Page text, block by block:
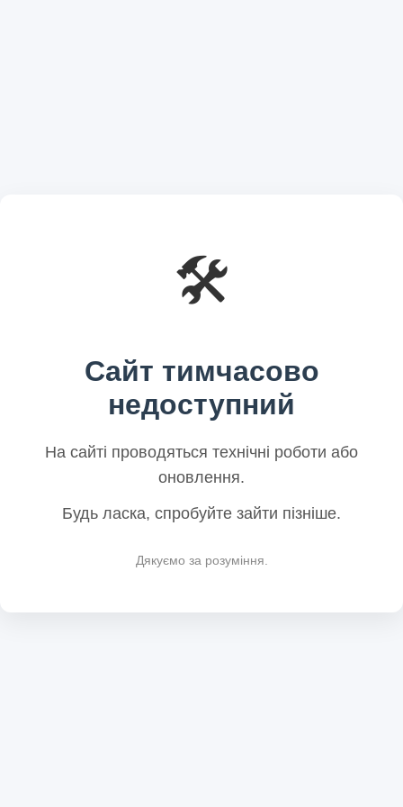
🛠️
Сайт тимчасово
недоступний
На сайті проводяться технічні роботи або
оновлення.
Будь ласка, спробуйте зайти пізніше.
Дякуємо за розуміння.